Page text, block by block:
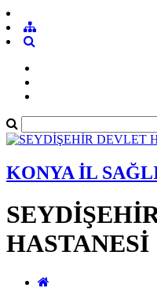
KONYA İL
HASTANESİ